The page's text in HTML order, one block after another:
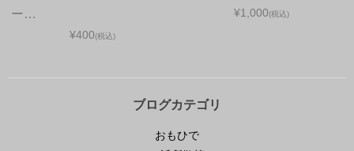
ー…
¥400(税込)
¥1,000(税込)
ブログカテゴリ
おもひで